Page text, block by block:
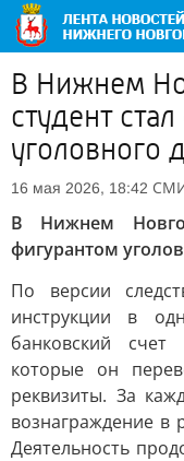
В Нижнем
студент
уголовного
16 мая 2026, 18:42
В Нижнем
фигурантом
По версии
инструкции в
банковский счет
которые он
реквизиты. За
вознаграждение в
Деятельность